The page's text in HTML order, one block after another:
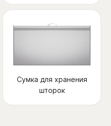
Сумка для хранения
шторок